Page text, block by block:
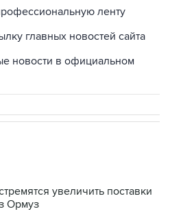
ленту
главных новостей сайта
новости в официальном
увеличить поставки
Ормуз